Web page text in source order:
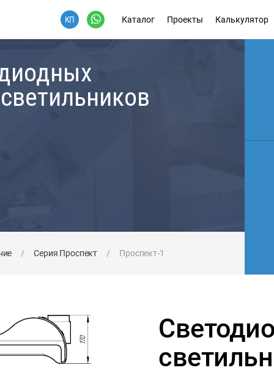
Каталог Проекты Калькулятор
/ Серия Проспект / Проспект-1